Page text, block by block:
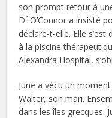
son prompt retour à
DrO’Connor a insisté
déclare-t-elle. Elle
à la piscine
Alexandra Hospital,
June a vécu un
Walter, son mari.
dans les îles grecques.